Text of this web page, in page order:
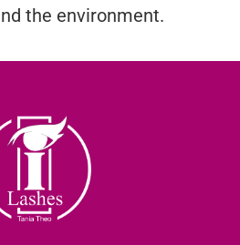
the environment.